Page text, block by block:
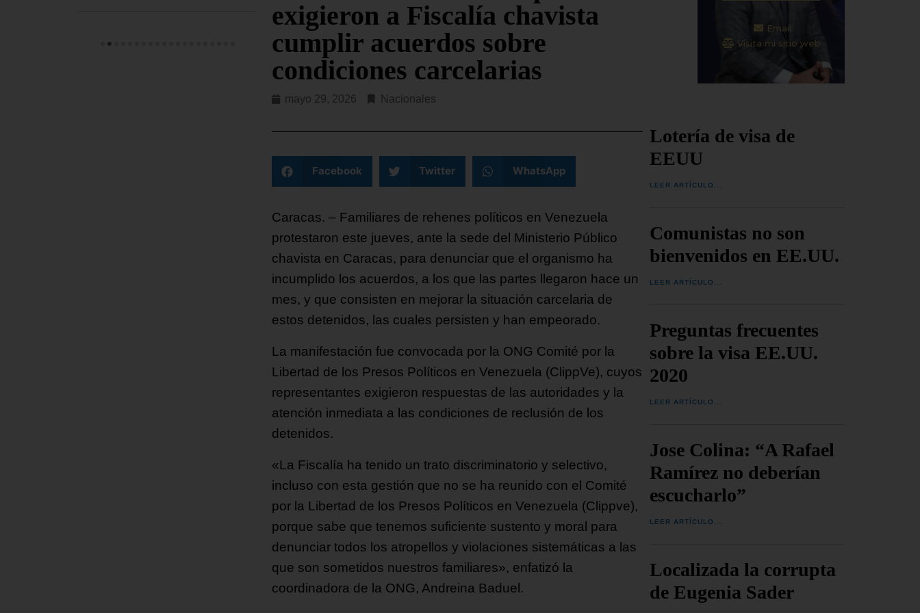
SEGUIR LEYENDO...
exigieron a Fiscalía chavista
cumplir acuerdos sobre
condiciones carcelarias
mayo 29, 2026 Nacionales
Facebook Twitter WhatsApp
Caracas. – Familiares de rehenes políticos en Venezuela
protestaron este jueves, ante la sede del Ministerio Público
chavista en Caracas, para denunciar que el organismo ha
incumplido los acuerdos, a los que las partes llegaron hace un
mes, y que consisten en mejorar la situación carcelaria de
estos detenidos, las cuales persisten y han empeorado.
La manifestación fue convocada por la ONG Comité por la
Libertad de los Presos Políticos en Venezuela (ClippVe), cuyos
representantes exigieron respuestas de las autoridades y la
atención inmediata a las condiciones de reclusión de los
detenidos.
«La Fiscalía ha tenido un trato discriminatorio y selectivo,
incluso con esta gestión que no se ha reunido con el Comité
por la Libertad de los Presos Políticos en Venezuela (Clippve),
porque sabe que tenemos suficiente sustento y moral para
denunciar todos los atropellos y violaciones sistemáticas a las
que son sometidos nuestros familiares», enfatizó la
coordinadora de la ONG, Andreina Baduel.
Email
Visita mi sitio web
Lotería de visa de
EEUU
LEER ARTÍCULO...
Comunistas no son
bienvenidos en EE.UU.
LEER ARTÍCULO...
Preguntas frecuentes
sobre la visa EE.UU.
2020
LEER ARTÍCULO...
Jose Colina: “A Rafael
Ramírez no deberían
escucharlo”
LEER ARTÍCULO...
Localizada la corrupta
de Eugenia Sader